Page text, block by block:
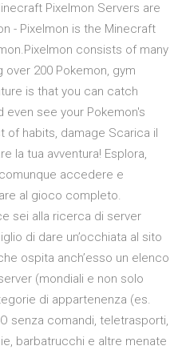
Pixelmon Servers are
- Pixelmon is the Minecraft
consists of many
200 Pokemon, gym
is that you can catch
even see your Pokemon's
habits, damage Scarica il
la tua avventura! Esplora,
accedere e
al gioco completo.
sei alla ricerca di server
di dare un’occhiata al sito
ospita anch’esso un elenco
(mondiali e non solo
di appartenenza (es.
senza comandi, teletrasporti,
barbatrucchi e altre menate